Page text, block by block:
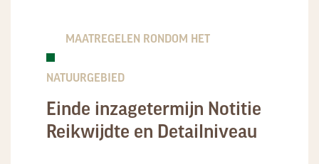
MAATREGELEN RONDOM HET
NATUURGEBIED
Einde inzagetermijn Notitie
Reikwijdte en Detailniveau